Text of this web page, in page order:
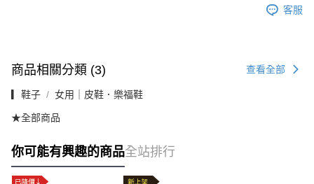
客服
商品相關分類 (3) 查看全部
▎鞋子 女用｜皮鞋．樂福鞋
★全部商品
你可能有興趣的商品全站排行